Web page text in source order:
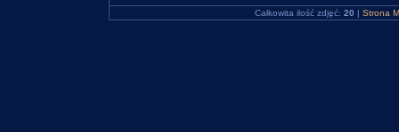
Całkowita ilość zdjęć: 20 | Strona